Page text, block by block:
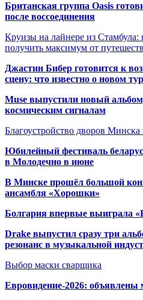
Британская группа Oasis
после воссоединения
Круизы на лайнере из
получить максимум от
Джастин Бибер готовится к
сцену: что известно о новом
Muse выпустили новый
космическим сигналам
Благоустройство дворов Минска
Юбилейный фестиваль
в Молодечно в июне
В Минске прошёл большой
ансамбля «Хорошки»
Болгария впервые выиграла
Drake выпустил сразу три
резонанс в музыкальной
Выбор маски сварщика
Евровидение-2026: объявлены